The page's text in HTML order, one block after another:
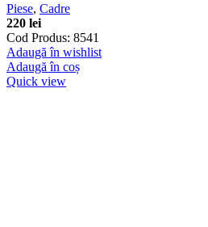
Piese, Cadre
220 lei
Cod Produs: 8541
Adaugă în wishlist
Adaugă în coș
Quick view